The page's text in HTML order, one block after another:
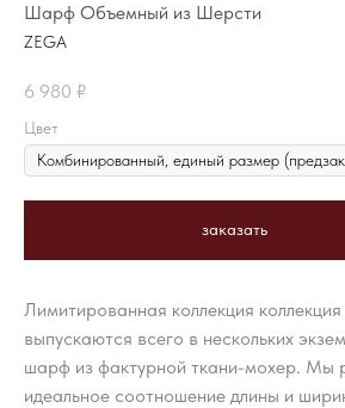
Шарф Объемный из Шерсти
ZEGA
6 980 ₽
Цвет
заказать
Лимитированная коллекция
выпускаются всего в нескольких
шарф из фактурной ткани-мохер. Мы
идеальное соотношение длины и